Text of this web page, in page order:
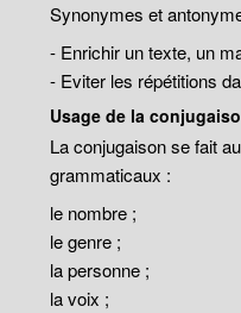
Synonymes et
- Enrichir un texte, un
- Eviter les répétitions
Usage de la
La conjugaison se fait
grammaticaux :
le nombre ;
le genre ;
la personne ;
la voix ;